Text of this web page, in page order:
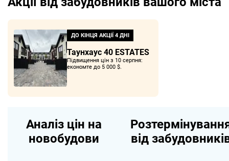
ДО КІНЦЯ АКЦІЇ 4 ДНІ
Таунхаус 40 ESTATES
Підвищення цін з 10 серпня:
економте до 5 000 $.
Аналіз цін на
новобудови
від